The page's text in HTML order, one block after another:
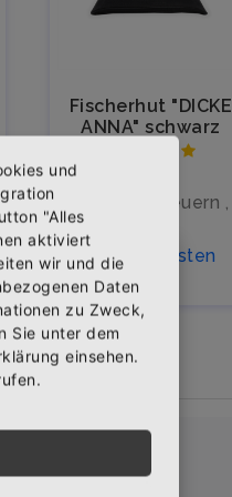
Fischerhut "DICKE
ANNA" schwarz
Inkl. 19% Steuern ,
Versandkosten
Produkte und
und
"Alles
aktiviert
wir und die
Daten
zu Zweck,
Sie unter dem
einsehen.